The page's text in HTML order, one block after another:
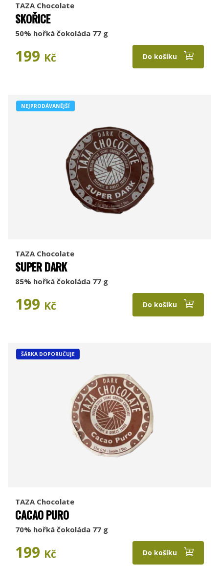
TAZA Chocolate
SKOŘICE
50% hořká čokoláda 77 g
199 Kč Do košíku
NEJPRODÁVANĚJŠÍ
TAZA Chocolate
SUPER DARK
85% hořká čokoláda 77 g
199 Kč Do košíku
ŠÁRKA DOPORUČUJE
TAZA Chocolate
CACAO PURO
70% hořká čokoláda 77 g
199 Kč Do košíku